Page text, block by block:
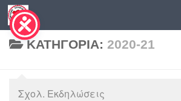
Skip to content
ΚΑΤΗΓΟΡΊΑ: 2020-21
Σχολ. Εκδηλώσεις